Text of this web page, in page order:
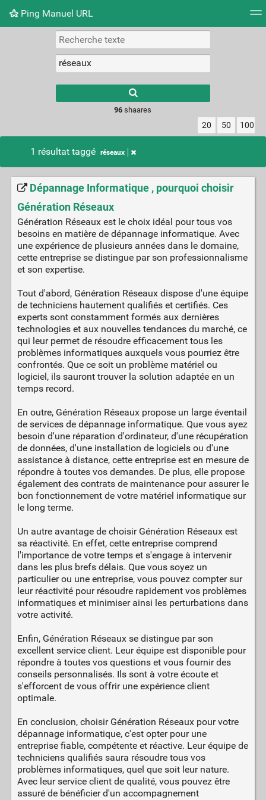
Ping Manuel URL
Nuage de tags Mur d'images
results.
96 shaares
20 50 100
1 résultat taggé réseaux
Dépannage Informatique , pourquoi choisir
Génération Réseaux
Génération Réseaux est le choix idéal pour tous vos
besoins en matière de dépannage informatique. Avec
une expérience de plusieurs années dans le domaine,
cette entreprise se distingue par son professionnalisme
et son expertise.
Tout d'abord, Génération Réseaux dispose d'une équipe
de techniciens hautement qualifiés et certifiés. Ces
experts sont constamment formés aux dernières
technologies et aux nouvelles tendances du marché, ce
qui leur permet de résoudre efficacement tous les
problèmes informatiques auxquels vous pourriez être
confrontés. Que ce soit un problème matériel ou
logiciel, ils sauront trouver la solution adaptée en un
temps record.
En outre, Génération Réseaux propose un large éventail
de services de dépannage informatique. Que vous ayez
besoin d'une réparation d'ordinateur, d'une récupération
de données, d'une installation de logiciels ou d'une
assistance à distance, cette entreprise est en mesure de
répondre à toutes vos demandes. De plus, elle propose
également des contrats de maintenance pour assurer le
bon fonctionnement de votre matériel informatique sur
le long terme.
Un autre avantage de choisir Génération Réseaux est
sa réactivité. En effet, cette entreprise comprend
l'importance de votre temps et s'engage à intervenir
dans les plus brefs délais. Que vous soyez un
particulier ou une entreprise, vous pouvez compter sur
leur réactivité pour résoudre rapidement vos problèmes
informatiques et minimiser ainsi les perturbations dans
votre activité.
Enfin, Génération Réseaux se distingue par son
excellent service client. Leur équipe est disponible pour
répondre à toutes vos questions et vous fournir des
conseils personnalisés. Ils sont à votre écoute et
s'efforcent de vous offrir une expérience client
optimale.
En conclusion, choisir Génération Réseaux pour votre
dépannage informatique, c'est opter pour une
entreprise fiable, compétente et réactive. Leur équipe de
techniciens qualifiés saura résoudre tous vos
problèmes informatiques, quel que soit leur nature.
Avec leur service client de qualité, vous pouvez être
assuré de bénéficier d'un accompagnement